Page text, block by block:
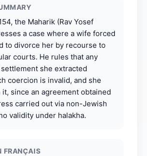
the Maharik (Rav Yosef
a case where a wife forced
to divorce her by recourse to
courts. He rules that any
she extracted
coercion is invalid, and she
since an agreement obtained
carried out via non-Jewish
validity under halakha.
FRANÇAIS